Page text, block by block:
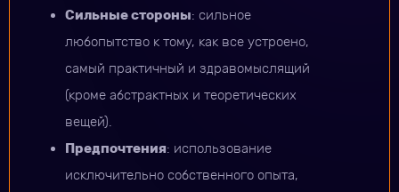
Сильные стороны: сильное
любопытство к тому, как все устроено,
самый практичный и здравомыслящий
(кроме абстрактных и теоретических
вещей).
Предпочтения: использование
исключительно собственного опыта,